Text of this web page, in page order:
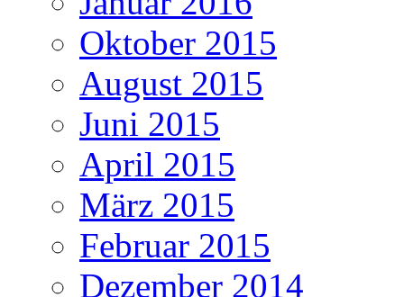
Oktober 2015
August 2015
Juni 2015
April 2015
März 2015
Februar 2015
Dezember 2014